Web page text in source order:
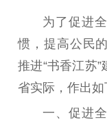
通知公告
信息公
为了促进
惯，提高公民
推进“书香江苏
省实际，作出如
一 、 促进